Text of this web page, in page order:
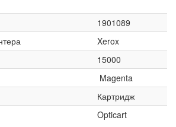
1901089
Xerox
15000
Magenta
Картридж
Opticart